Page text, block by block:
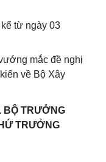
từ ngày 03
mắc đề nghị
về Bộ Xây
BỘ TRƯỞNG
H Ứ TRƯỞNG